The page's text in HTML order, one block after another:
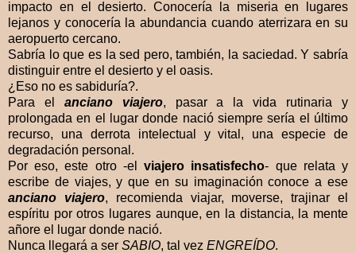
impacto en el desierto. Conocería la miseria en lugares
lejanos y conocería la abundancia cuando aterrizara en su
aeropuerto cercano.
Sabría lo que es la sed pero, también, la saciedad. Y sabría
distinguir entre el desierto y el oasis.
¿Eso no es sabiduría?.
Para el anciano viajero, pasar a la vida rutinaria y
prolongada en el lugar donde nació siempre sería el último
recurso, una derrota intelectual y vital, una especie de
degradación personal.
Por eso, este otro -elviajero insatisfecho- que relata y
escribe de viajes, y que en su imaginación conoce a ese
anciano viajero, recomienda viajar, moverse, trajinar el
espíritu por otros lugares aunque, en la distancia, la mente
añore el lugar donde nació.
Nunca llegará a ser SABIO, tal vez ENGREÍDO.